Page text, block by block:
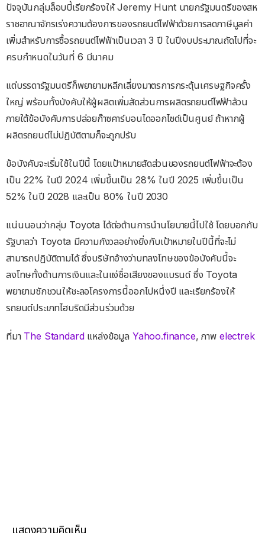
ปัจจุบันกลุ่มล็อบบี้เรียกร้องให้ Jeremy Hunt นายกรัฐมนตรีของสห
ราชอาณาจักรเร่งความต้องการของรถยนต์ไฟฟ้าด้วยการลดภาษีมูลค่า
เพิ่มสำหรับการซื้อรถยนต์ไฟฟ้าเป็นเวลา 3 ปี ในปีงบประมาณถัดไปที่จะ
ครบกำหนดในวันที่ 6 มีนาคม
แต่บรรดารัฐมนตรีก็พยายามหลีกเลี่ยงมาตรการกระตุ้นเศรษฐกิจครั้ง
ใหญ่ พร้อมทั้งบังคับให้ผู้ผลิตเพิ่มสัดส่วนการผลิตรถยนต์ไฟฟ้าล้วน
ภายใต้ข้อบังคับการปล่อยก๊าซคาร์บอนไดออกไซด์เป็นศูนย์ ถ้าหากผู้
ผลิตรถยนต์ไม่ปฏิบัติตามก็จะถูกปรับ
ข้อบังคับจะเริ่มใช้ในปีนี้ โดยเเป้าหมายสัดส่วนของรถยนต์ไฟฟ้าจะต้อง
เป็น 22% ในปี 2024 เพิ่มขึ้นเป็น 28% ในปี 2025 เพิ่มขึ้นเป็น
52% ในปี 2028 และเป็น 80% ในปี 2030
แน่นนอนว่ากลุ่ม Toyota ได้ต่อต้านการนำนโยบายนี้ไปใช้ โดยบอกกับ
รัฐบาลว่า Toyota มีความกังวลอย่างยิ่งกับเป้าหมายในปีนี้ที่จะไม่
สามารถปฏิบัติตามได้ ซึ่งบริษัทอ้างว่าบทลงโทษของข้อบังคับนี้จะ
ลงโทษทั้งด้านการเงินและในแง่ชื่อเสียงของแบรนด์ ซึ่ง Toyota
พยายามชักชวนให้ชะลอโครงการนี้ออกไปหนึ่งปี และเรียกร้องให้
รถยนต์ประเภทไฮบริดมีส่วนร่วมด้วย
ที่มา The Standardแหล่งข้อมูล Yahoo.finance, ภาพ electrek
แสดงความคิดเห็น